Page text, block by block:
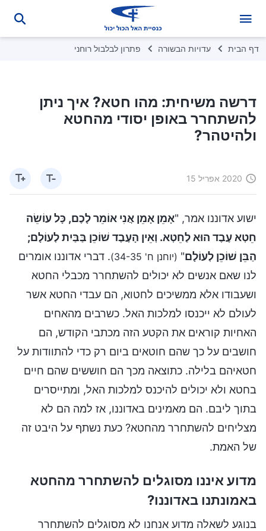
דף הבית עדויות הבשורה פתרון לבלבול רוחני
דרשה משיחית: מהו חטא? איך ניתן
להשתחרר באופן יסודי מהחטא
ולהיטהר?
2020 אפריל 15
ישוע אדוננו אמר, "אָמֵן אָמֵן אֲנִי אוֹמֵר לָכֶם, כָּל עוֹשֵׂה
חֵטְא עֶבֶד הוּא לַחֵטְא. וְאֵין הָעֶבֶד שׁוֹכֵן בַּבַּיִת לְעוֹלָם;
הַבֵּן שׁוֹכֵן לְעוֹלָם" (יוחנן ח' 34-35)
. דברי אדוננו אומרים
לנו שאם אנשים לא יכולים להשתחרר מכבלי החטא
ושעבודו אלא ממשיכים לחטוא, הם עבדי החטא אשר
לעולם לא ייכנסו למלכות האל. כשרבים מהאחים
האחיות קוראים את הקטע הזה מכתבי הקודש, הם
חושבים על כך שהם חוטאים ביום רק כדי להתוודות על
חטאיהם בלילה. כתוצאה מכך הם חוששים שהם חיים
בחטא ולא יכולים להיכנס למלכות האל, ומתייסרים
בתוך ליבם. הם מאמינים באדוננו, אז למה הם לא
מצליחים להשתחרר מהחטא? כעת נשתף על היבט זה
של האמת.
מדוע איננו מסוגלים להשתחרר מהחטא
באמונתנו באדוננו?
בנוגע לשאלה מדוע אנחנו לא מסוגלים להשתחרר